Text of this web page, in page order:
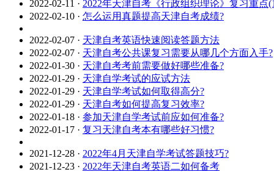
2022-02-11 · 2022年天津自考《行政组织理论》复习重点
2022-02-10 · 怎么运用真题提高天津自考成绩?
2022-02-07 · 天津自考英语快速阅读答题方法
2022-02-07 · 天津自考公共课复习需要从哪几个方面入手?
2022-01-30 · 天津自考考前需要做好哪些准备?
2022-01-29 · 天津自学考试的应试方法
2022-01-29 · 天津自学考试如何取得高分?
2022-01-29 · 天津自考如何提高复习效率?
2022-01-18 · 参加天津自学考试前应如何准备?
2022-01-17 · 复习天津自考本有哪些好习惯?
2021-12-28 · 2022年4月天津自学考试答题技巧?
2021-12-23 · 2022年天津自考英语二如何备考